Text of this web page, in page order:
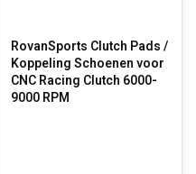
RovanSports Clutch Pads /
Koppeling Schoenen voor
CNC Racing Clutch 6000-
9000 RPM